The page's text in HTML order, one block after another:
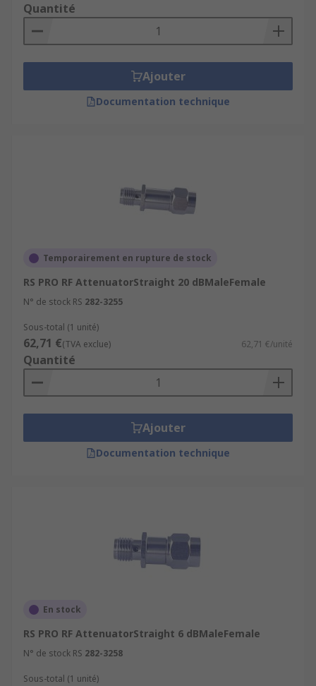
Quantité
Ajouter
Documentation technique
Temporairement en rupture de stock
RS PRO RF AttenuatorStraight 20 dBMaleFemale
N° de stock RS 282-3255
Sous-total (1 unité)
62,71 €(TVA exclue) 62,71 €/unité
Quantité
Ajouter
Documentation technique
En stock
RS PRO RF AttenuatorStraight 6 dBMaleFemale
N° de stock RS 282-3258
Sous-total (1 unité)